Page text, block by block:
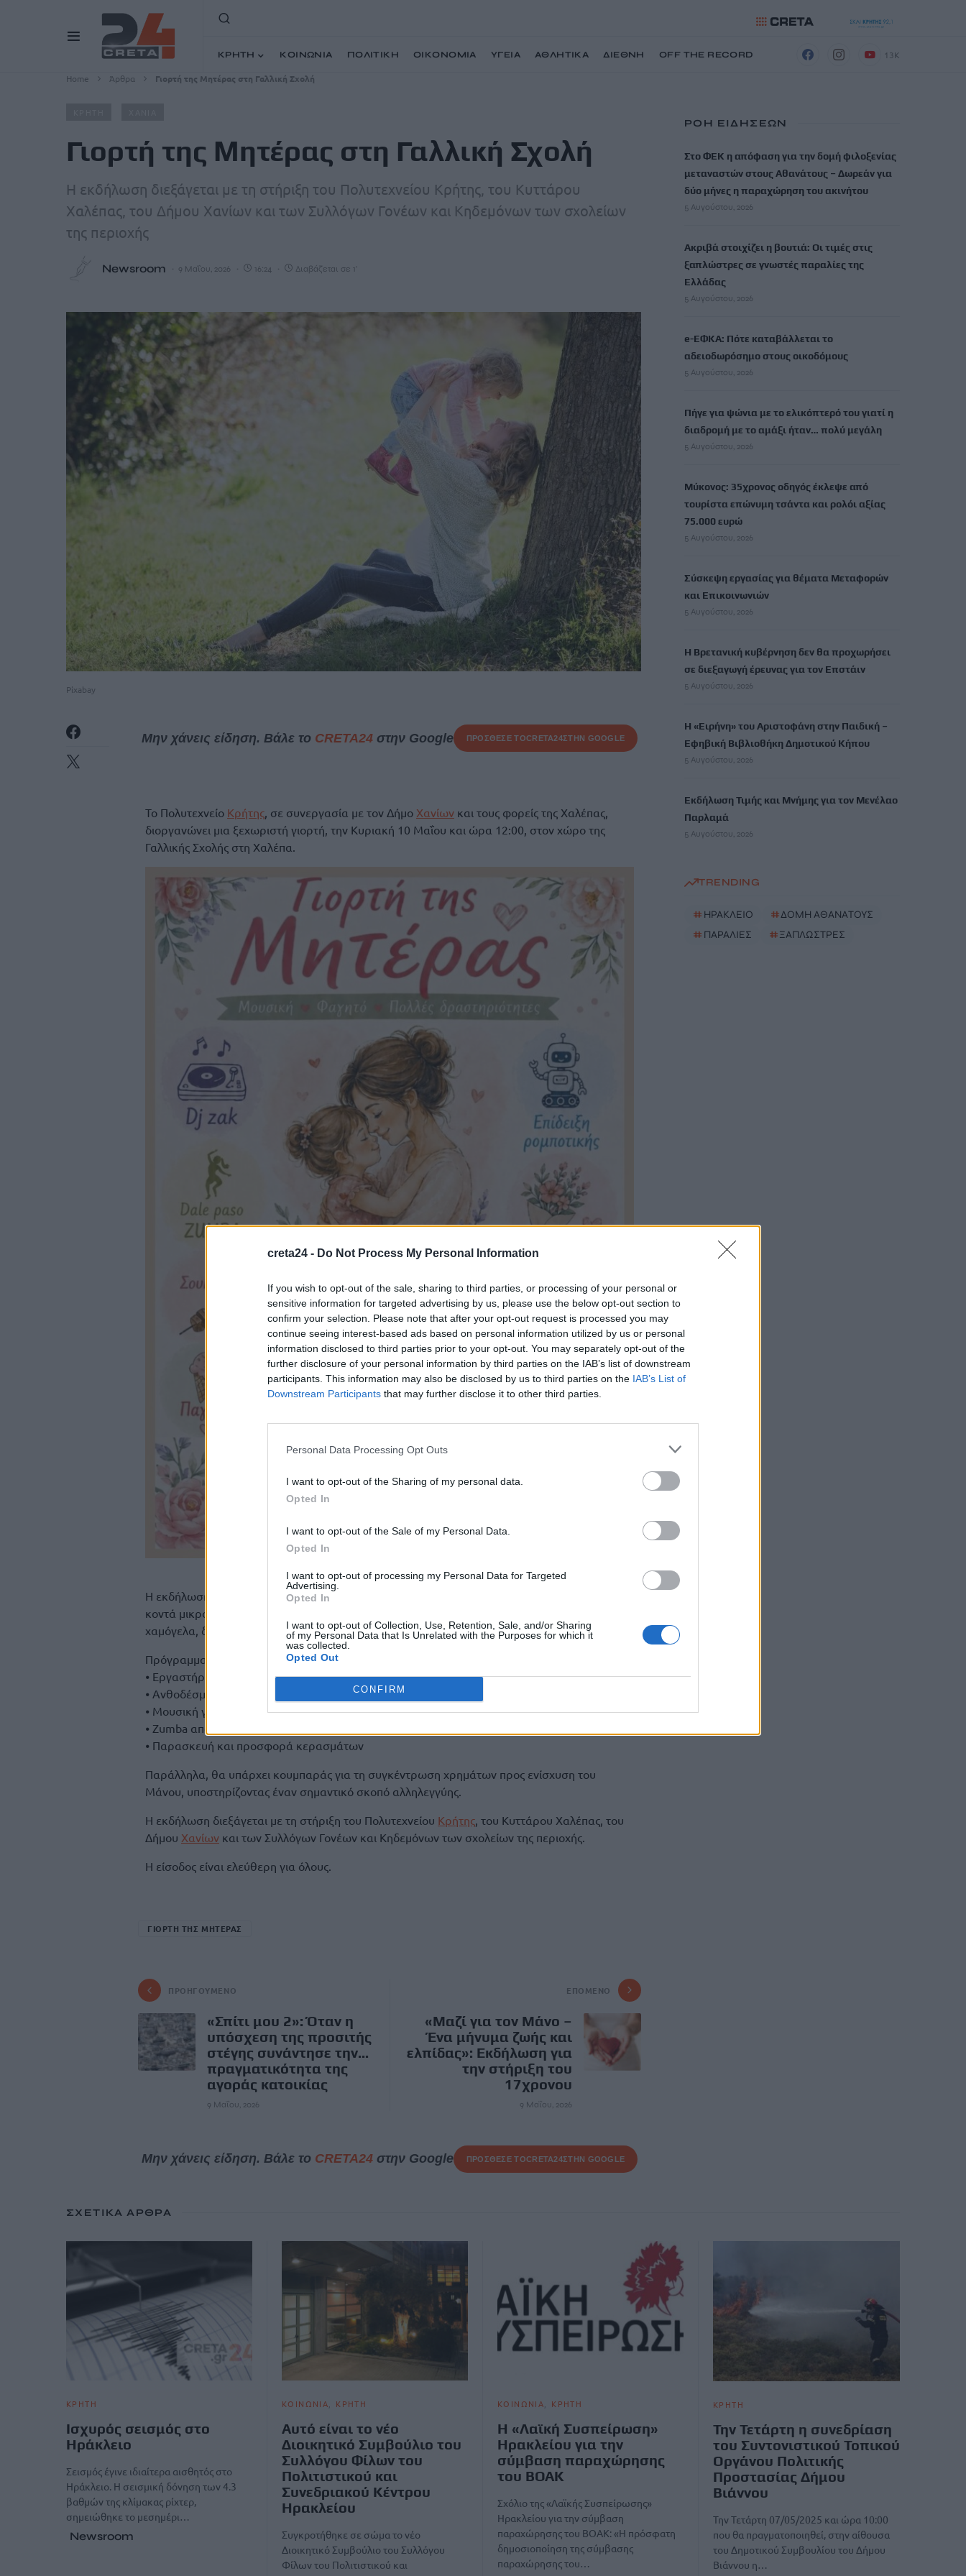
creta24 - Do Not Process My Personal Information
If you wish to opt-out of the sale, sharing to third parties, or processing of your personal or
sensitive information for targeted advertising by us, please use the below opt-out section to
confirm your selection. Please note that after your opt-out request is processed you may
continue seeing interest-based ads based on personal information utilized by us or personal
information disclosed to third parties prior to your opt-out. You may separately opt-out of the
further disclosure of your personal information by third parties on the IAB’s list of downstream
participants. This information may also be disclosed by us to third parties on the IAB’s List of
Downstream Participants that may further disclose it to other third parties.
Personal Data Processing Opt Outs
I want to opt-out of the Sharing of my personal data.
Opted In
I want to opt-out of the Sale of my Personal Data.
Opted In
I want to opt-out of processing my Personal Data for Targeted
Advertising.
Opted In
I want to opt-out of Collection, Use, Retention, Sale, and/or Sharing
of my Personal Data that Is Unrelated with the Purposes for which it
was collected.
Opted Out
CONFIRM
ΚΡΗΤΗ ΚΟΙΝΩΝΙΑ ΠΟΛΙΤΙΚΗ ΟΙΚΟΝΟΜΙΑ ΥΓΕΙΑ ΑΘΛΗΤΙΚΑ ΔΙΕΘΝΗ OFF THE RECORD 13K
Home Άρθρα Γιορτή της Μητέρας στη Γαλλική Σχολή
Γιορτή της Μητέρας στη Γαλλική Σχολή
Η εκδήλωση διεξάγεται με τη στήριξη του Πολυτεχνείου Κρήτης, του Κυττάρου
Χαλέπας, του Δήμου Χανίων και των Συλλόγων Γονέων και Κηδεμόνων των σχολείων
της περιοχής
Newsroom 9 Μαΐου, 2026 16:24 Διαβάζεται σε 1'
Pixabay
Μην χάνεις είδηση. Βάλε το CRETA24στην Google ΠΡΟΣΘΕΣΕ ΤΟCRETA24ΣΤΗΝ GOOGLE
Το Πολυτεχνείο Κρήτης, σε συνεργασία με τον Δήμο Χανίων και τους φορείς της Χαλέπας,
διοργανώνει μια ξεχωριστή γιορτή, την Κυριακή 10 Μαΐου και ώρα 12:00, στον χώρο της
Γαλλικής Σχολής στη Χαλέπα.
Η εκδήλωση πραγματοποιείται με αφορμή τη Γιορτή της Μητέρας και έχει στόχο να φέρει
κοντά μικρούς και μεγάλους, σε ένα χαρούμενο και δημιουργικό περιβάλλον, με μουσική,
χαμόγελα, δημιουργία και προσφορά!
Πρόγραμμα Εκδήλωσης:
⦁ Εργαστήρι ρομποτικής από μαθητές με έμφαση στην τεχνολογία και τη δημιουργία
⦁ Ανθοδέσμες για τη Γιορτή της Μητέρας
⦁ Μουσική για όλους από τον DJ Zak
⦁ Zumba από το Dale Paso για ενέργεια και διασκέδαση
⦁ Παρασκευή και προσφορά κερασμάτων
Παράλληλα, θα υπάρχει κουμπαράς για τη συγκέντρωση χρημάτων προς ενίσχυση του
Μάνου, υποστηρίζοντας έναν σημαντικό σκοπό αλληλεγγύης.
Η εκδήλωση διεξάγεται με τη στήριξη του Πολυτεχνείου Κρήτης , του Κυττάρου Χαλέπας, του
Δήμου Χανίων και των Συλλόγων Γονέων και Κηδεμόνων των σχολείων της περιοχής.
Η είσοδος είναι ελεύθερη για όλους.
ΓΙΟΡΤΗ ΤΗΣ ΜΗΤΕΡΑΣ
ΠΡΟΗΓΟΎΜΕΝΟ
«Σπίτι μου 2»: Όταν η
υπόσχεση της προσιτής
στέγης συνάντησε την...
πραγματικότητα της
αγοράς κατοικίας
9 Μαΐου, 2026
ΕΠΌΜΕΝΟ
«Μαζί για τον Μάνο –
Ένα μήνυμα ζωής και
ελπίδας»: Εκδήλωση για
την στήριξη του
17χρονου
9 Μαΐου, 2026
Μην χάνεις είδηση. Βάλε το CRETA24στην Google ΠΡΟΣΘΕΣΕ ΤΟCRETA24ΣΤΗΝ GOOGLE
ΡΟΗ ΕΙΔΗΣΕΩΝ
Στο ΦΕΚ η απόφαση για την δομή φιλοξενίας
μεταναστών στους Αθανάτους – Δωρεάν για
δύο μήνες η παραχώρηση του ακινήτου
5 Αυγούστου, 2026
Ακριβά στοιχίζει η βουτιά: Οι τιμές στις
ξαπλώστρες σε γνωστές παραλίες της
Ελλάδας
5 Αυγούστου, 2026
e-ΕΦΚΑ: Πότε καταβάλλεται το
αδειοδωρόσημο στους οικοδόμους
5 Αυγούστου, 2026
Πήγε για ψώνια με το ελικόπτερό του γιατί η
διαδρομή με το αμάξι ήταν… πολύ μεγάλη
5 Αυγούστου, 2026
Μύκονος: 35χρονος οδηγός έκλεψε από
τουρίστα επώνυμη τσάντα και ρολόι αξίας
75.000 ευρώ
5 Αυγούστου, 2026
Σύσκεψη εργασίας για θέματα Μεταφορών
και Επικοινωνιών
5 Αυγούστου, 2026
Η Βρετανική κυβέρνηση δεν θα προχωρήσει
σε διεξαγωγή έρευνας για τον Επστάιν
5 Αυγούστου, 2026
Η «Ειρήνη» του Αριστοφάνη στην Παιδική –
Εφηβική Βιβλιοθήκη Δημοτικού Κήπου
5 Αυγούστου, 2026
Εκδήλωση Τιμής και Μνήμης για τον Μενέλαο
Παρλαμά
5 Αυγούστου, 2026
TRENDING
# ΗΡΑΚΛΕΙΟ #ΔΟΜΗ ΑΘΑΝΑΤΟΥΣ
# ΠΑΡΑΛΙΕΣ #ΞΑΠΛΩΣΤΡΕΣ
ΣΧΕΤΙΚΆ ΆΡΘΡΑ
ΚΡΗΤΗ
Ισχυρός σεισμός στο
Ηράκλειο
Σεισμός έγινε ιδιαίτερα αισθητός στο
Ηράκλειο. Η σεισμική δόνηση των 4.3
βαθμών της κλίμακας ρίχτερ,
σημειώθηκε το μεσημέρι…
Newsroom
ΚΟΙΝΩΝΙΑ ΚΡΗΤΗ
Αυτό είναι το νέο
Διοικητικό Συμβούλιο του
Συλλόγου Φίλων του
Πολιτιστικού και
Συνεδριακού Κέντρου
Ηρακλείου
Συγκροτήθηκε σε σώμα το νέο
Διοικητικό Συμβούλιο του Συλλόγου
Φίλων του Πολιτιστικού και
ΚΟΙΝΩΝΙΑ ΚΡΗΤΗ
Η «Λαϊκή Συσπείρωση»
Ηρακλείου για την
σύμβαση παραχώρησης
του ΒΟΑΚ
Σχόλιο της «Λαϊκής Συσπείρωσης»
Ηρακλείου για την σύμβαση
παραχώρησης του ΒΟΑΚ: «Η πρόσφατη
δημοσιοποίηση της σύμβασης
παραχώρησης του…
ΚΡΗΤΗ
Την Τετάρτη η συνεδρίαση
του Συντονιστικού Τοπικού
Οργάνου Πολιτικής
Προστασίας Δήμου
Βιάννου
Την Τετάρτη 07/05/2025 και ώρα 10:00
που θα πραγματοποιηθεί, στην αίθουσα
του Δημοτικού Συμβουλίου του Δήμου
Βιάννου η…